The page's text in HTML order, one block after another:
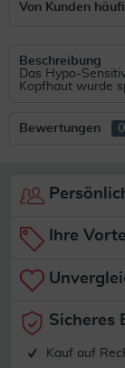
Von Kunden
Beschreibung
Das Hypo-
Kopfhaut wurde
Bewertungen 0
Ihre
Sicheres
Kauf auf